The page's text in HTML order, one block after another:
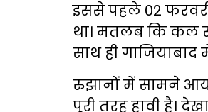
इससे पहले 02
था। मतलब कि कल
साथ ही
रुझानों में सामने
पूरी तरह हावी है।